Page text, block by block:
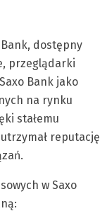
dostępny
przeglądarki
Bank jako
na rynku
stałemu
reputację
w Saxo